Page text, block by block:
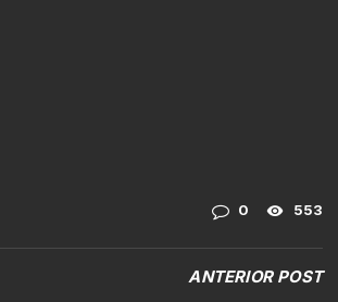
0 553
ANTERIOR POST